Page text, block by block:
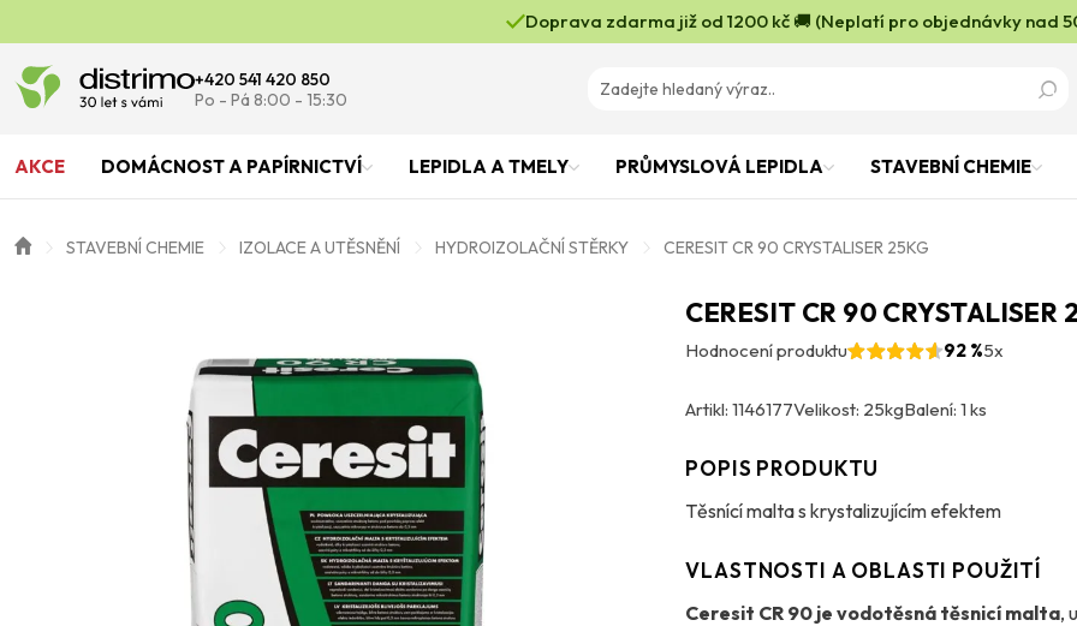
Doprava zdarma již od 1200 kč 🚚 (Neplatí pro objednávky nad
+420 541 420 850
Po - Pá 8:00 - 15:30
AKCE DOMÁCNOST A PAPÍRNICTVÍ LEPIDLA A TMELY PRŮMYSLOVÁ LEPIDLA STAVEBNÍ CHEMIE
STAVEBNÍ CHEMIE IZOLACE A UTĚSNĚNÍ HYDROIZOLAČNÍ STĚRKY CERESIT CR 90 CRYSTALISER 25KG
CERESIT CR 90 CRYSTALISER
Hodnocení produktu
92 %5x
Artikl: 1146177Velikost: 25kgBalení: 1 ks
POPIS PRODUKTU
Těsnící malta s krystalizujícím efektem
VLASTNOSTI A OBLASTI POUŽITÍ
Ceresit CR 90 je vodotěsná těsnicí malta,